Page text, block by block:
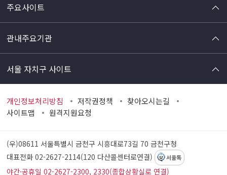
주요사이트
관내주요기관
서울 자치구 사이트
개인정보처리방침 저작권정책
찾아오시는길
사이트맵
원격지원요청
(우)08611 서울특별시 금천구 시흥대로73길 70금천구청
대표전화 02-2627-2114(120 다산콜센터로연결)
서울톡
야간·공휴일 02-2627-2300, 2330(종합상황실로 연결)